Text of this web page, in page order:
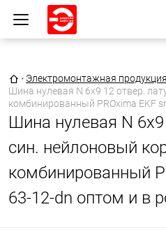
Главная страница
• Электромонтажная продукция
Шина нулевая N 6х9 12 отвер.
комбинированный PROxima EKF
Шина нулевая N
син. нейлоновый
комбинированный
63-12-dn оптом и в